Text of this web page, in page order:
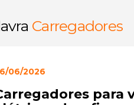
dentro de elevador por
sem receber salário e é
respeito à coletividade e às
Carregadores
06/2026
para